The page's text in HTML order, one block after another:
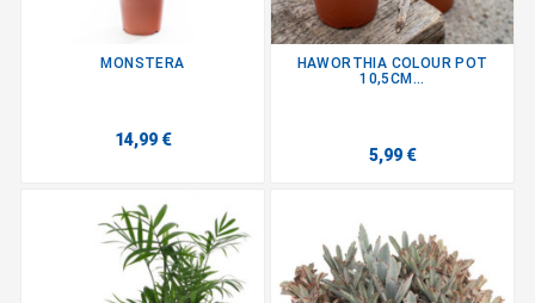
MONSTERA
14,99 €
HAWORTHIA COLOUR POT
10,5CM...
5,99 €